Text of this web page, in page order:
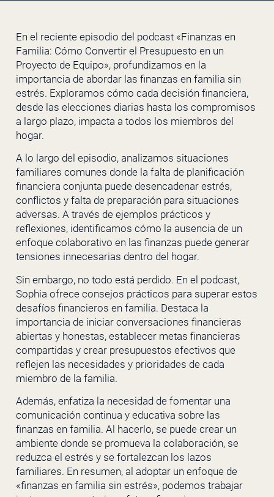
En el reciente episodio del podcast «Finanzas en
Familia: Cómo Convertir el Presupuesto en un
Proyecto de Equipo», profundizamos en la
importancia de abordar las finanzas en familia sin
estrés. Exploramos cómo cada decisión financiera,
desde las elecciones diarias hasta los compromisos
a largo plazo, impacta a todos los miembros del
hogar.
A lo largo del episodio, analizamos situaciones
familiares comunes donde la falta de planificación
financiera conjunta puede desencadenar estrés,
conflictos y falta de preparación para situaciones
adversas. A través de ejemplos prácticos y
reflexiones, identificamos cómo la ausencia de un
enfoque colaborativo en las finanzas puede generar
tensiones innecesarias dentro del hogar.
Sin embargo, no todo está perdido. En el podcast,
Sophia ofrece consejos prácticos para superar estos
desafíos financieros en familia. Destaca la
importancia de iniciar conversaciones financieras
abiertas y honestas, establecer metas financieras
compartidas y crear presupuestos efectivos que
reflejen las necesidades y prioridades de cada
miembro de la familia.
Además, enfatiza la necesidad de fomentar una
comunicación continua y educativa sobre las
finanzas en familia. Al hacerlo, se puede crear un
ambiente donde se promueva la colaboración, se
reduzca el estrés y se fortalezcan los lazos
familiares. En resumen, al adoptar un enfoque de
«finanzas en familia sin estrés», podemos trabajar